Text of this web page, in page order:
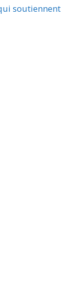
soutiennent